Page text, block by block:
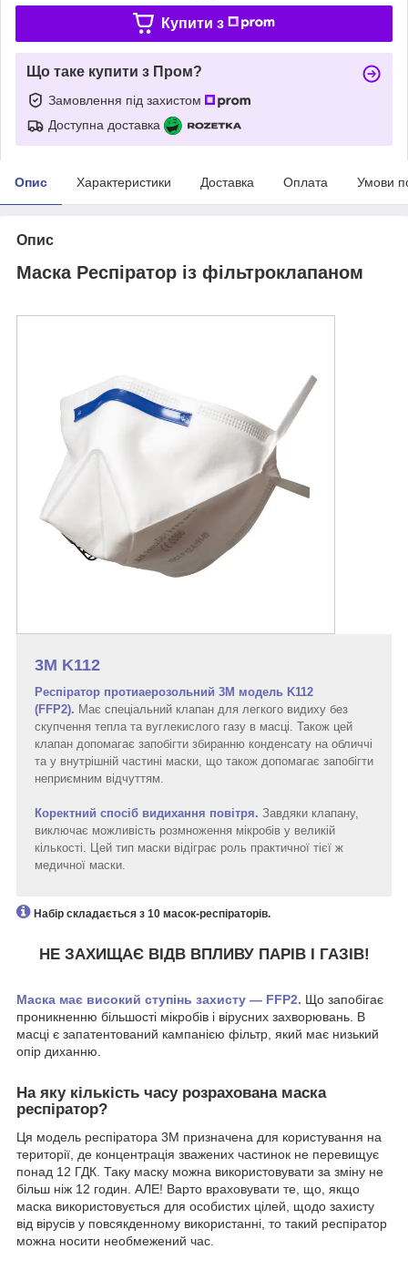
Купити з
Що таке купити з Пром?
Замовлення під захистом
Доступна доставка
Опис Характеристики Доставка Оплата Умови
Опис
Маска Респіратор із фільтроклапаном
3М K112
Респіратор протиаерозольний 3М модель K112
(FFP2). Має спеціальний клапан для легкого видиху без
скупчення тепла та вуглекислого газу в масці. Також цей
клапан допомагає запобігти збиранню конденсату на обличчі
та у внутрішній частині маски, що також допомагає запобігти
неприємним відчуттям.
Коректний спосіб видихання повітря. Завдяки клапану,
виключає можливість розмноження мікробів у великій
кількості. Цей тип маски відіграє роль практичної тієї ж
медичної маски.
Набір складається з 10 масок-респіраторів.
НЕ ЗАХИЩАЄ ВІДВ ВПЛИВУ ПАРІВ І ГАЗІВ!
Маска має високий ступінь захисту — FFP2. Що запобігає
проникненню більшості мікробів і вірусних захворювань. В
масці є запатентований кампанією фільтр, який має низький
опір диханню.
На яку кількість часу розрахована маска
респіратор?
Ця модель респіратора 3М призначена для користування на
території, де концентрація зважених частинок не перевищує
понад 12 ГДК. Таку маску можна використовувати за зміну не
більш ніж 12 годин. АЛЕ! Варто враховувати те, що, якщо
маска використовується для особистих цілей, щодо захисту
від вірусів у повсякденному використанні, то такий респіратор
можна носити необмежений час.